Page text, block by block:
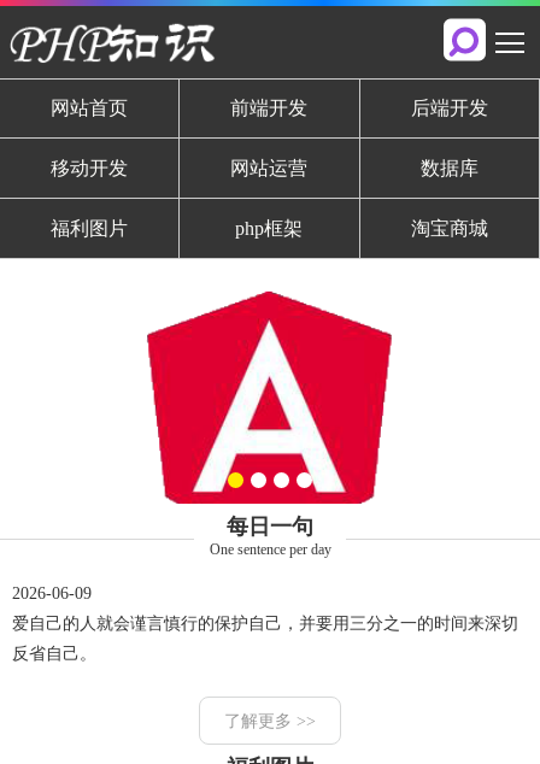
网站首页 前端开发 后端开发
移动开发 网站运营 数据库
福利图片 php框架 淘宝商城
每日一句
One sentence per day
2026-06-09
爱自己的人就会谨言慎行的保护自己，并要用三分之一的时间来深切
反省自己。
了解更多 >>